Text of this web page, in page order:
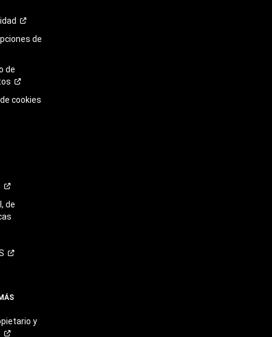
de
de
cookies
de
y